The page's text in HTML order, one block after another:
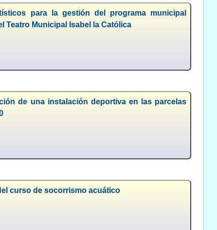
para la gestión del programa municipal
Teatro Municipal Isabel la Católica
de una instalación deportiva en las parcelas
curso de socorrismo acuático